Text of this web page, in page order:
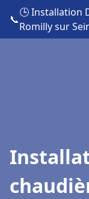
📞
🕒 Installation
Romilly sur